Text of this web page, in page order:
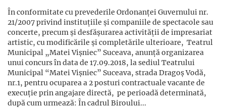
În conformitate cu prevederile Ordonanţei Guvernului nr.
21/2007 privind instituţiile şi companiile de spectacole sau
concerte, precum şi desfăşurarea activităţii de impresariat
artistic, cu modificările și completările ulterioare, Teatrul
Municipal „Matei Vișniec” Suceava, anunță organizarea
unui concurs în data de 17.09.2018, la sediul Teatrului
Municipal “Matei Vișniec” Suceava, strada Dragoș Vodă,
nr.1, pentru ocuparea a 2 posturi contractuale vacante de
execuție prin angajare directă, pe perioadă determinată,
după cum urmează: În cadrul Biroului...